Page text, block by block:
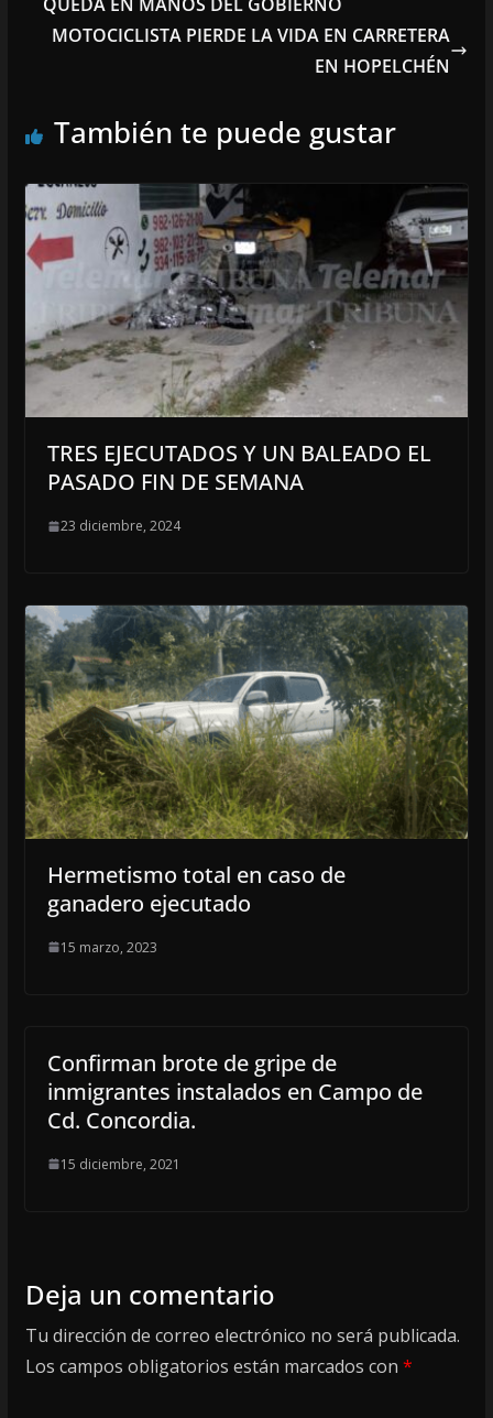
QUEDA EN MANOS DEL GOBIERNO
MOTOCICLISTA PIERDE LA VIDA EN CARRETERA
EN HOPELCHÉN
También te puede gustar
TRES EJECUTADOS Y UN BALEADO EL
PASADO FIN DE SEMANA
23 diciembre, 2024
Hermetismo total en caso de
ganadero ejecutado
15 marzo, 2023
Confirman brote de gripe de
inmigrantes instalados en Campo de
Cd. Concordia.
15 diciembre, 2021
Deja un comentario
Tu dirección de correo electrónico no será publicada.
Los campos obligatorios están marcados con *